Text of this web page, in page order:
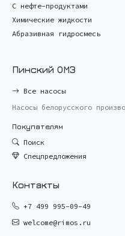
С нефте-продуктами
Химические жидкости
Абразивная гидросмесь
Пинский ОМЗ
Все насосы
Насосы белорусского
Покупателям
Поиск
Спецпредложения
Контакты
+7 499 995-09-49
welcome@rimos.ru